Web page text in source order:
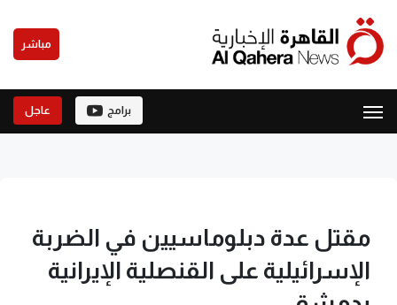
مباشر
برامج عاجل
مقتل عدة دبلوماسيين في الضربة
الإسرائيلية على القنصلية الإيرانية